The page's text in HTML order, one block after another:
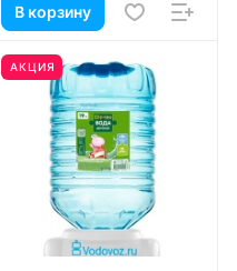
В корзину
АКЦИЯ